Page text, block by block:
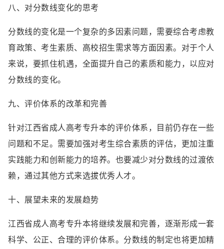
八、对分数线变化的思考
分数线的变化是一个复杂的多因素问题，需要综合考虑教
育政策、考生素质、高校招生需求等方面因素。对于个人
来说，要抓住机遇，全面提升自己的素质和能力，以应对
分数线的变化。
九、评价体系的改革和完善
针对江西省成人高考专升本的评价体系，目前仍存在一些
问题和不足。需要加强对考生综合素质的评估，更加注重
实践能力和创新能力的培养。也要减少对分数线的过渡依
赖，通过其他方式来选拔优秀人才。
十、展望未来的发展趋势
江西省成人高考专升本将继续发展和完善，逐渐形成一套
科学、公正、合理的评价体系。分数线的制定也将更加精